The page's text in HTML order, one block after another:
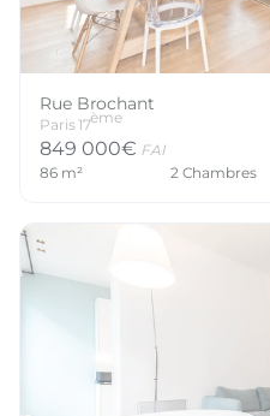
Rue Brochant
Paris17ème
849 000€ FAI
86m² 2 Chambres